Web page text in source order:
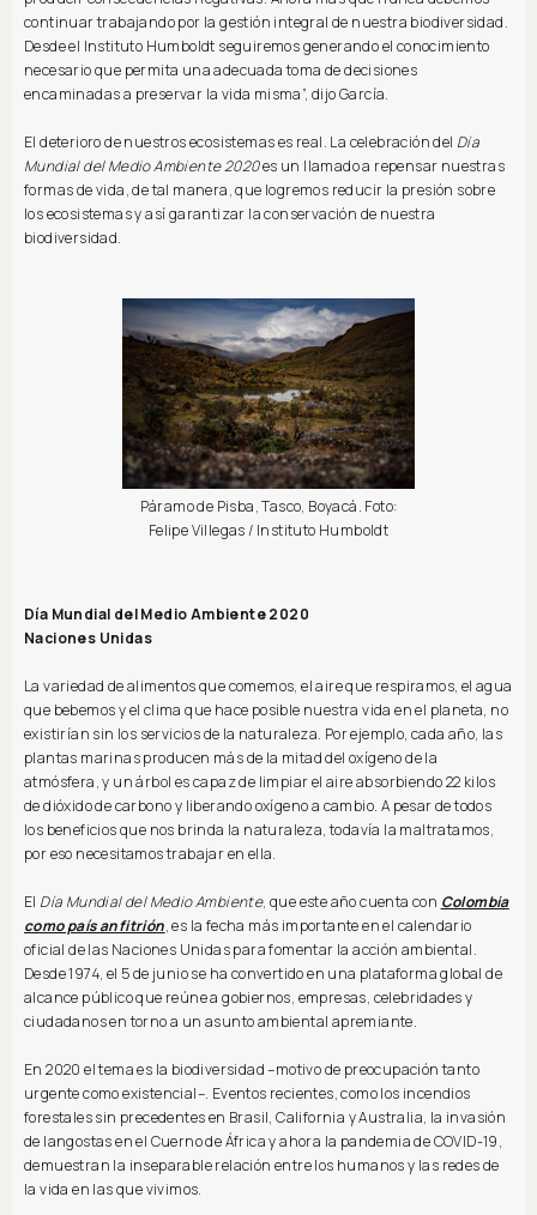
continuar trabajando por la gestión integral de nuestra biodiversidad.
Desde el Instituto Humboldt seguiremos generando el conocimiento
necesario que permita una adecuada toma de decisiones
encaminadas a preservar la vida misma”, dijo García.
El deterioro de nuestros ecosistemas es real. La celebración del Día
Mundial del Medio Ambiente 2020es un llamado a repensar nuestras
formas de vida, de tal manera, que logremos reducir la presión sobre
los ecosistemas y así garantizar la conservación de nuestra
biodiversidad.
Páramo de Pisba, Tasco, Boyacá. Foto:
Felipe Villegas / Instituto Humboldt
Día Mundial del Medio Ambiente 2020
Naciones Unidas
La variedad de alimentos que comemos, el aire que respiramos, el agua
que bebemos y el clima que hace posible nuestra vida en el planeta, no
existirían sin los servicios de la naturaleza. Por ejemplo, cada año, las
plantas marinas producen más de la mitad del oxígeno de la
atmósfera, y un árbol es capaz de limpiar el aire absorbiendo 22 kilos
de dióxido de carbono y liberando oxígeno a cambio. A pesar de todos
los beneficios que nos brinda la naturaleza, todavía la maltratamos,
por eso necesitamos trabajar en ella.
El Día Mundial del Medio Ambiente, que este año cuenta con Colombia
como país anfitrión, es la fecha más importante en el calendario
oficial de las Naciones Unidas para fomentar la acción ambiental.
Desde 1974, el 5 de junio se ha convertido en una plataforma global de
alcance público que reúne a gobiernos, empresas, celebridades y
ciudadanos en torno a un asunto ambiental apremiante.
En 2020 el tema es la biodiversidad –motivo de preocupación tanto
urgente como existencial–. Eventos recientes, como los incendios
forestales sin precedentes en Brasil, California y Australia, la invasión
de langostas en el Cuerno de África y ahora la pandemia de COVID-19,
demuestran la inseparable relación entre los humanos y las redes de
la vida en las que vivimos.